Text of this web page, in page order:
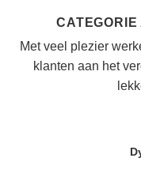
Met veel plezier
klanten aan het